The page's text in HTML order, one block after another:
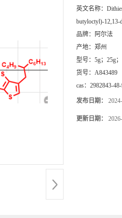
英文名称：
butyloctyl)-12,13-
品牌：
阿尔法
产地： 郑州
型号： 5g；25g
货号： A843489
cas： 2982843-
发布日期：
更新日期：